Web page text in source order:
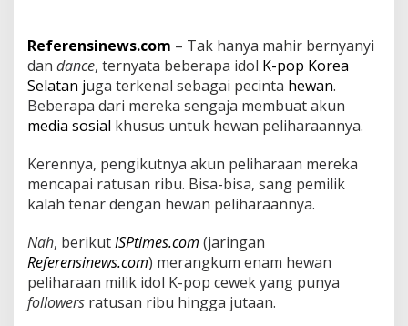
I
n
P
u
n
a
F
o
o
w
e
r
s
Referensinews.com – Tak hanya mahir bernyanyi
dan dance, ternyata beberapa idol K-pop Korea
Selatan juga terkenal sebagai pecinta hewan.
Beberapa dari mereka sengaja membuat akun
media sosial khusus untuk hewan peliharaannya.
Kerennya, pengikutnya akun peliharaan mereka
mencapai ratusan ribu. Bisa-bisa, sang pemilik
kalah tenar dengan hewan peliharaannya.
Nah, berikutISPtimes.com (jaringan
Referensinews.com) merangkum enam hewan
peliharaan milik idol K-pop cewek yang punya
followers ratusan ribu hingga jutaan.